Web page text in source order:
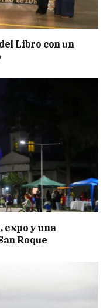
Libro con un
expo y una
Roque